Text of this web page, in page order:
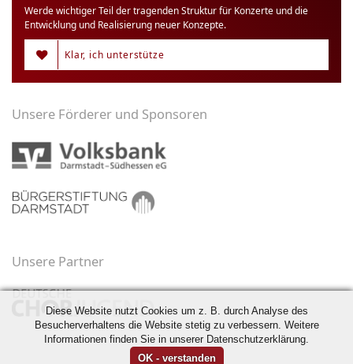
Werde wichtiger Teil der tragenden Struktur für Konzerte und die
Entwicklung und Realisierung neuer Konzepte.
Klar, ich unterstütze
Unsere Förderer und Sponsoren
Unsere Partner
Diese Website nutzt Cookies um z. B. durch Analyse des
Besucherverhaltens die Website stetig zu verbessern. Weitere
Informationen finden Sie in unserer Datenschutzerklärung.